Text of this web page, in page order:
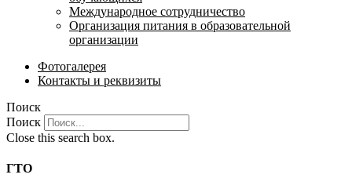
Международное сотрудничество
Организация питания в образовательной
организации
Фотогалерея
Контакты и реквизиты
Поиск
Поиск
Close this search box.
ГТО